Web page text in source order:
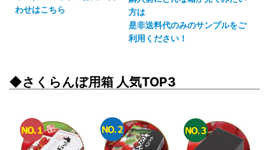
わせはこちら
方は
是非送料代のみのサンプルをご
利用ください！
◆さくらんぼ用箱 人気TOP3